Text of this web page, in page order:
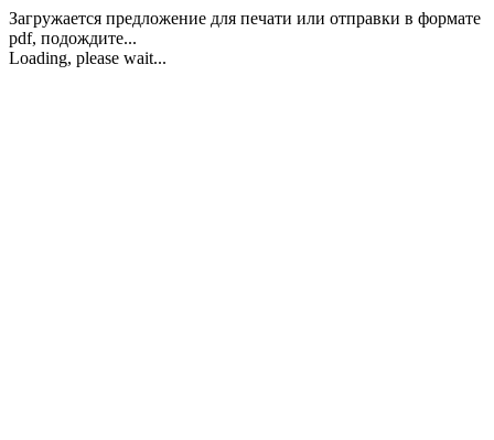
Загружается предложение для печати или отправки в формате
pdf, подождите...
Loading, please wait...